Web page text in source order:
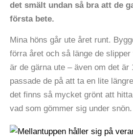
det smält undan så bra att de
första bete.
Mina höns går ute året runt.
förra året och så länge de
är de gärna ute – även om det är
passade de på att ta en lite
det finns så mycket grönt att
vad som gömmer sig under snön.